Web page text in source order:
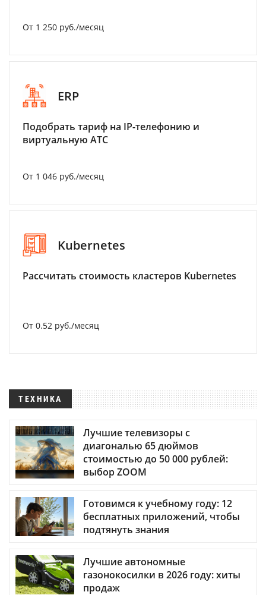
От 1 250 руб./месяц
ERP
Подобрать тариф на IP-телефонию и
виртуальную АТС
От 1 046 руб./месяц
Kubernetes
Рассчитать стоимость кластеров Kubernetes
От 0.52 руб./месяц
ТЕХНИКА
Лучшие телевизоры с
диагональю 65 дюймов
стоимостью до 50 000 рублей:
выбор ZOOM
Готовимся к учебному году: 12
бесплатных приложений, чтобы
подтянуть знания
Лучшие автономные
газонокосилки в 2026 году: хиты
продаж